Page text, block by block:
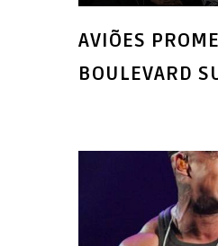
AVIÕES
BOULEVARD